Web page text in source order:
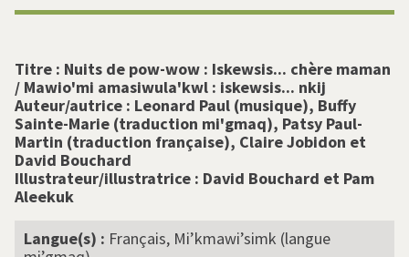
Titre : Nuits de pow-wow : Iskewsis... chère maman
/ Mawio'mi amasiwula'kwl : iskewsis... nkij
Auteur/autrice : Leonard Paul (musique), Buffy
Sainte-Marie (traduction mi'gmaq), Patsy Paul-
Martin (traduction française), Claire Jobidon et
David Bouchard
Illustrateur/illustratrice : David Bouchard et Pam
Aleekuk
Langue(s) : Français, Mi’kmawi’simk (langue